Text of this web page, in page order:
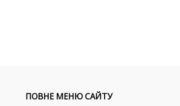
ПОВНЕ МЕНЮ САЙТУ